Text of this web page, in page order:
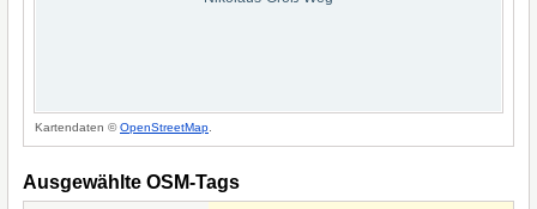
Kartendaten ©OpenStreetMap
Ausgewählte OSM-Tags